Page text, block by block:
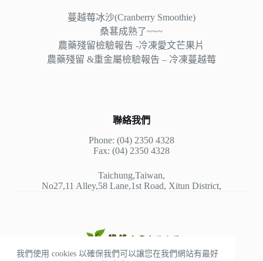
我們使用 cookies 以確保我們可以讓您在我們網站有最好
蔓越莓冰沙(Cranberry Smoothie)
桑葚成熟了~~~
農藥殘留檢驗報告 -冷凍愛文芒果片
農藥殘留 &重金屬檢驗報告 – 冷凍蔓越莓
聯絡我們
Phone: (04) 2350 4328
Fax: (04) 2350 4328
Taichung,Taiwan,
No27,11 Alley,58 Lane,1st Road, Xitun District,